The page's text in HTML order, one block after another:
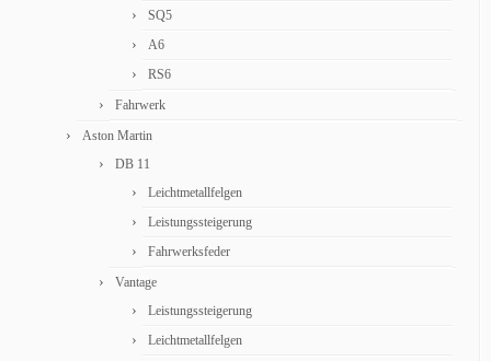
SQ5
A6
RS6
Fahrwerk
Aston Martin
DB 11
Leichtmetallfelgen
Leistungssteigerung
Fahrwerksfeder
Vantage
Leistungssteigerung
Leichtmetallfelgen